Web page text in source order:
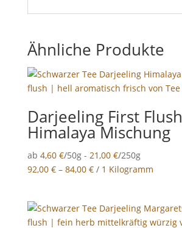
Ähnliche Produkte
Darjeeling First Flush
Himalaya Mischung
ab 4,60 €/50g - 21,00 €/250g
92,00 €– 84,00 €/ 1 Kilogramm